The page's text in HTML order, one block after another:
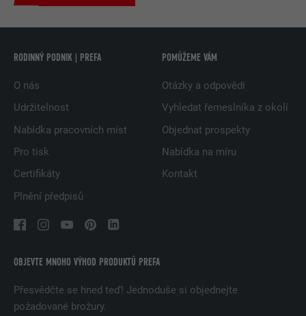
OBJEVTE MNOHO VÝHOD PRODUKTŮ PREFA
Přesvědčte se hned teď! Jednoduše si objednejte
požadované brožury.
RODINNÝ PODNIK | PREFA
O nás
Udržitelnost
Nabídka pracovních míst
Pro tisk
Certifikáty
Plnění předpisů
POMŮŽEME VÁM
Otázky a odpovědi
Vyhledat řemeslníka z okolí
Objednat prospekty
Nabídka na míru
Kontakt